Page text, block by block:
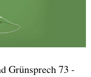
Grünsprech 73 -